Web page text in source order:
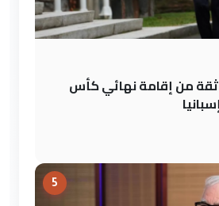
من إقامة نهائي كأس
5